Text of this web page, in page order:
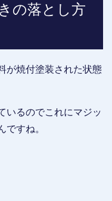
の落とし方
が焼付塗装された状態
いるのでこれにマジッ
ですね。